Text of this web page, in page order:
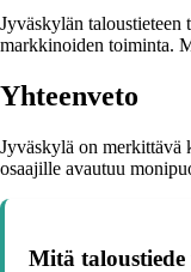
Jyväskylän taloustieteen
markkinoiden toiminta.
Yhteenveto
Jyväskylä on merkittävä
osaajille avautuu
Mitä